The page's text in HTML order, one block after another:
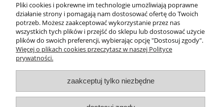
Pomoc
Moje konto
Informacje
Pliki cookies i pokrewne im technologie umożliwiają poprawne
działanie strony i pomagają nam dostosować ofertę do Twoich
potrzeb. Możesz zaakceptować wykorzystanie przez nas
wszystkich tych plików i przejść do sklepu lub dostosować użycie
plików do swoich preferencji, wybierając opcję "Dostosuj zgody".
Więcej o plikach cookies przeczytasz w naszej Polityce
prywatności.
zaakceptuj tylko niezbędne